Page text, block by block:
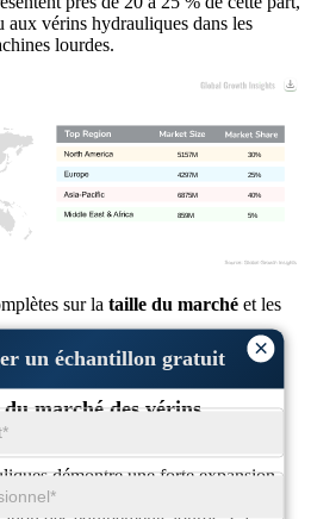
×
un échantillon gratuit
aux vérins hydrauliques dans les
lourdes.
5%
859M
40%
6875M
25%
4297M
30%
5157M
sur la taille du marché et les
échantillon gratuit
marché des vérins
démontre une forte expansion
le développement des